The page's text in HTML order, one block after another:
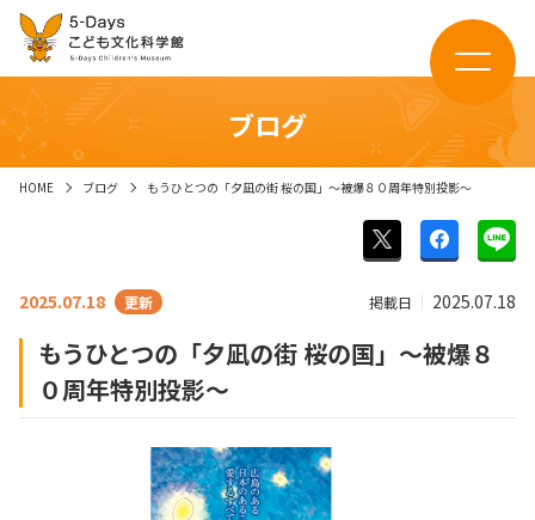
ブログ
HOME ブログ もうひとつの「夕凪の街 桜の国」～被爆８０周年特別投影～
掲載日 2025.07.18
2025.07.18
もうひとつの「夕凪の街 桜の国」～被爆８
０周年特別投影～